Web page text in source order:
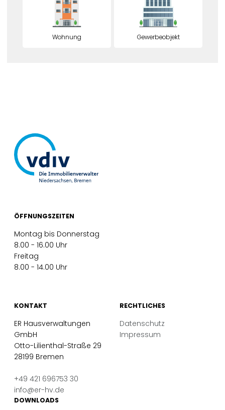
Wohnung Gewerbeobjekt
ÖFFNUNGSZEITEN
Montag bis Donnerstag
8.00 - 16.00 Uhr
Freitag
8.00 - 14.00 Uhr
KONTAKT
ER Hausverwaltungen
GmbH
Otto-Lilienthal-Straße 29
28199 Bremen
+49 421 696753 30
info@er-hv.de
RECHTLICHES
Datenschutz
Impressum
DOWNLOADS